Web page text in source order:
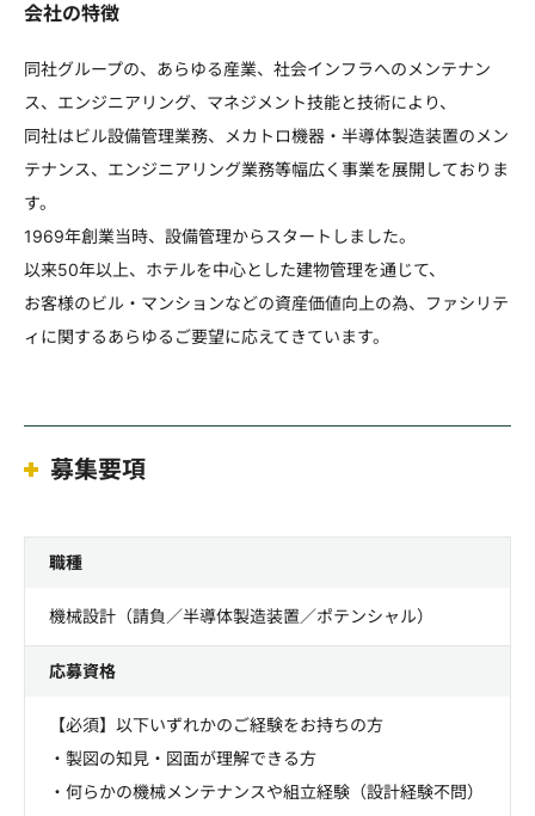
会社の特徴
同社グループの、あらゆる産業、社会インフラへのメンテナン
ス、エンジニアリング、マネジメント技能と技術により、
同社はビル設備管理業務、メカトロ機器・半導体製造装置のメン
テナンス、エンジニアリング業務等幅広く事業を展開しておりま
す。
1969年創業当時、設備管理からスタートしました。
以来50年以上、ホテルを中心とした建物管理を通じて、
お客様のビル・マンションなどの資産価値向上の為、ファシリテ
ィに関するあらゆるご要望に応えてきています。
募集要項
職種
機械設計（請負／半導体製造装置／ポテンシャル）
応募資格
【必須】以下いずれかのご経験をお持ちの方
・製図の知見・図面が理解できる方
・何らかの機械メンテナンスや組立経験（設計経験不問）